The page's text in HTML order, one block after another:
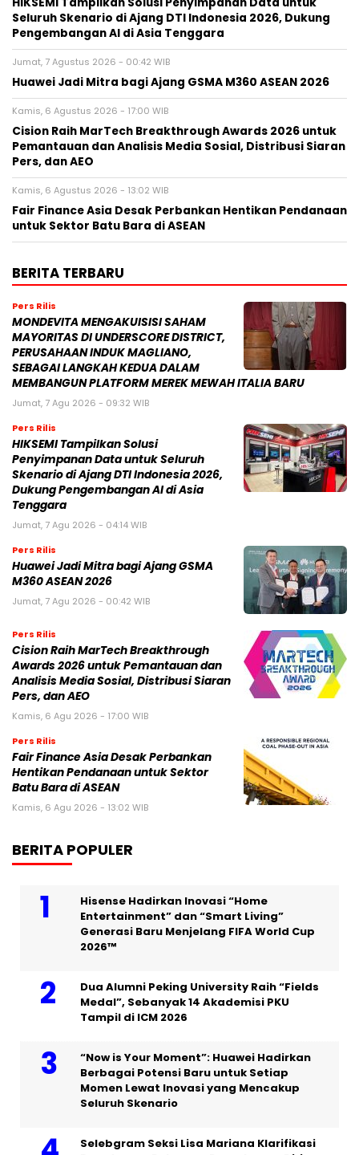
Seluruh Skenario di Ajang DTI Indonesia 2026, Dukung
Pengembangan AI di Asia Tenggara
Jumat, 7 Agustus 2026 - 00:42 WIB
Huawei Jadi Mitra bagi Ajang GSMA M360 ASEAN 2026
Kamis, 6 Agustus 2026 - 17:00 WIB
Cision Raih MarTech Breakthrough Awards 2026 untuk
Pemantauan dan Analisis Media Sosial, Distribusi Siaran
Pers, dan AEO
Kamis, 6 Agustus 2026 - 13:02 WIB
Fair Finance Asia Desak Perbankan Hentikan Pendanaan
untuk Sektor Batu Bara di ASEAN
BERITA TERBARU
Pers Rilis
MONDEVITA MENGAKUISISI SAHAM
MAYORITAS DI UNDERSCORE DISTRICT,
PERUSAHAAN INDUK MAGLIANO,
SEBAGAI LANGKAH KEDUA DALAM
MEMBANGUN PLATFORM MEREK MEWAH ITALIA BARU
Jumat, 7 Agu 2026 - 09:32 WIB
Pers Rilis
HIKSEMI Tampilkan Solusi
Penyimpanan Data untuk Seluruh
Skenario di Ajang DTI Indonesia 2026,
Dukung Pengembangan AI di Asia
Tenggara
Jumat, 7 Agu 2026 - 04:14 WIB
Pers Rilis
Huawei Jadi Mitra bagi Ajang GSMA
M360 ASEAN 2026
Jumat, 7 Agu 2026 - 00:42 WIB
Pers Rilis
Cision Raih MarTech Breakthrough
Awards 2026 untuk Pemantauan dan
Analisis Media Sosial, Distribusi Siaran
Pers, dan AEO
Kamis, 6 Agu 2026 - 17:00 WIB
Pers Rilis
Fair Finance Asia Desak Perbankan
Hentikan Pendanaan untuk Sektor
Batu Bara di ASEAN
Kamis, 6 Agu 2026 - 13:02 WIB
BERITA POPULER
Hisense Hadirkan Inovasi “Home
Entertainment” dan “Smart Living”
Generasi Baru Menjelang FIFA World Cup
2026™
Dua Alumni Peking University Raih “Fields
Medal”, Sebanyak 14 Akademisi PKU
Tampil di ICM 2026
“Now is Your Moment”: Huawei Hadirkan
Berbagai Potensi Baru untuk Setiap
Momen Lewat Inovasi yang Mencakup
Seluruh Skenario
Selebgram Seksi Lisa Mariana Klarifikasi